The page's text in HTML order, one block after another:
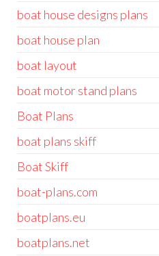
boat house designs plans
boat house plan
boat layout
boat motor stand plans
Boat Plans
boat plans skiff
Boat Skiff
boat-plans.com
boatplans.eu
boatplans.net